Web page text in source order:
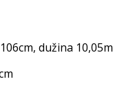
dužina 10,05m